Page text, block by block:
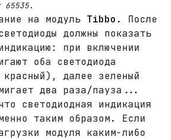
65535.
на модуль Tibbo . После
должны показать
при включении
оба светодиода
далее зеленый
два раза/пауза...
светодиодная индикация
таким образом. Если
модуля каким-либо